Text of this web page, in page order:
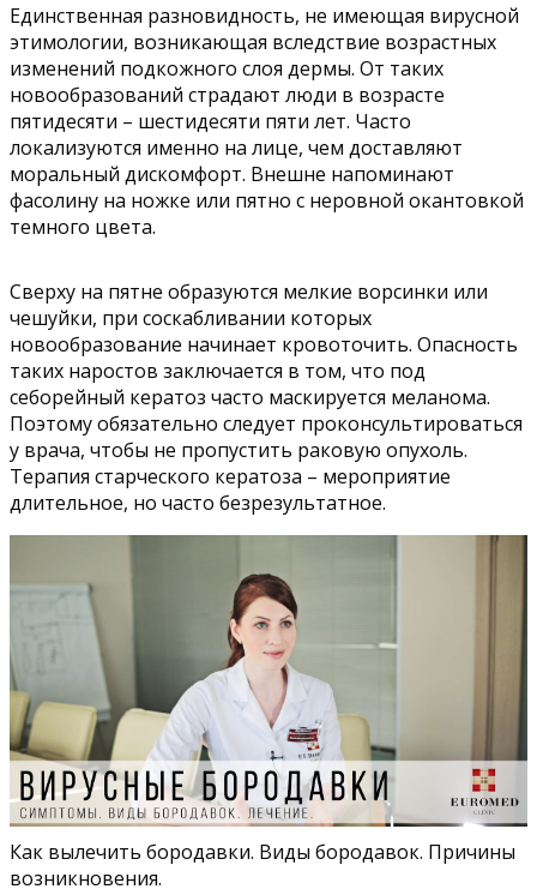
Единственная разновидность, не имеющая вирусной
этимологии, возникающая вследствие возрастных
изменений подкожного слоя дермы. От таких
новообразований страдают люди в возрасте
пятидесяти – шестидесяти пяти лет. Часто
локализуются именно на лице, чем доставляют
моральный дискомфорт. Внешне напоминают
фасолину на ножке или пятно с неровной окантовкой
темного цвета.
Сверху на пятне образуются мелкие ворсинки или
чешуйки, при соскабливании которых
новообразование начинает кровоточить. Опасность
таких наростов заключается в том, что под
себорейный кератоз часто маскируется меланома.
Поэтому обязательно следует проконсультироваться
у врача, чтобы не пропустить раковую опухоль.
Терапия старческого кератоза – мероприятие
длительное, но часто безрезультатное.
Как вылечить бородавки. Виды бородавок. Причины
возникновения.